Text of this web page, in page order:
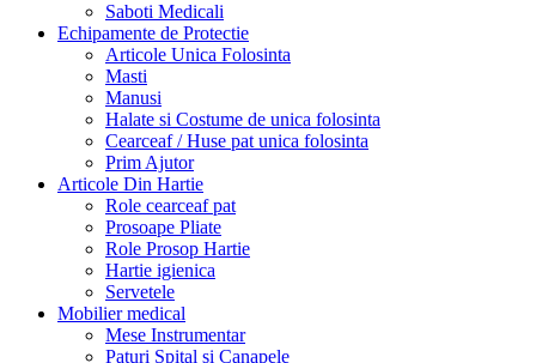
Saboti Medicali
Echipamente de Protectie
Articole Unica Folosinta
Masti
Manusi
Halate si Costume de unica folosinta
Cearceaf / Huse pat unica folosinta
Prim Ajutor
Articole Din Hartie
Role cearceaf pat
Prosoape Pliate
Role Prosop Hartie
Hartie igienica
Servetele
Mobilier medical
Mese Instrumentar
Paturi Spital si Canapele